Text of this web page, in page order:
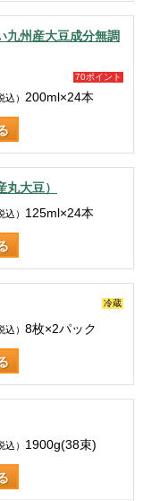
九州産大豆成分無調
70ポイント
込） 200ml×24本
大豆）
込） 125ml×24本
冷蔵
込） 8枚×2パック
込） 1900g(38束)